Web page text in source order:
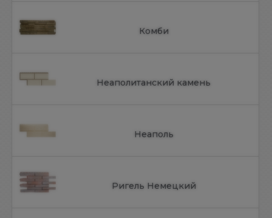
Комби
Неаполитанский камень
Неаполь
Ригель Немецкий